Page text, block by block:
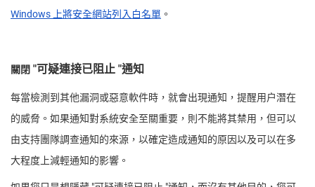
Windows 上將安全網站列入白名單 。
關閉 "可疑連接已阻止 "通知
每當檢測到其他漏洞或惡意軟件時，就會出現通知，提醒用户潛在
的威脅。如果通知對系統安全至關重要，則不能將其禁用，但可以
由支持團隊調查通知的來源，以確定造成通知的原因以及可以在多
大程度上減輕通知的影響。